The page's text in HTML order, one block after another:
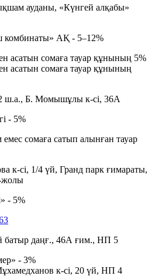
ауданы, «Күнгей алқабы»
комбинаты» АҚ - 5–12%
асатын сомаға тауар құнының 5%
асатын сомаға тауар құнының
ш.а., Б. Момышұлы к-сі, 36А
- 5%
емес сомаға сатып алынған тауар
к-сі, 1/4 үй, Гранд парк ғимараты,
жолы
- 5%
батыр даңғ., 46А ғим., НП 5
- 3%
к-сі, 20 үй, НП 4